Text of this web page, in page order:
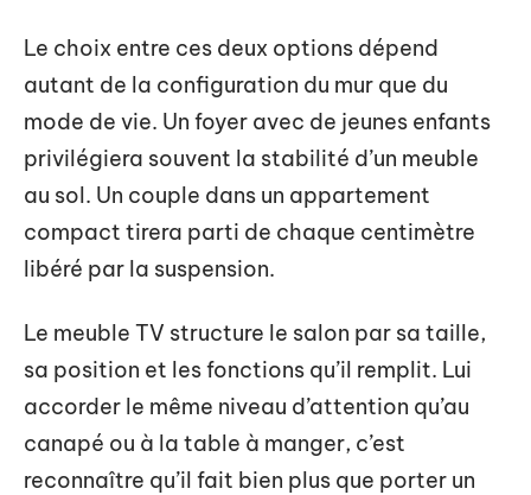
Le choix entre ces deux options dépend
autant de la configuration du mur que du
mode de vie. Un foyer avec de jeunes enfants
privilégiera souvent la stabilité d’un meuble
au sol. Un couple dans un appartement
compact tirera parti de chaque centimètre
libéré par la suspension.
Le meuble TV structure le salon par sa taille,
sa position et les fonctions qu’il remplit. Lui
accorder le même niveau d’attention qu’au
canapé ou à la table à manger, c’est
reconnaître qu’il fait bien plus que porter un